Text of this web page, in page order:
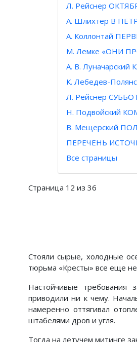
Л. Рейснер
А. Шлихтер В
А. Коллонтай
М. Лемке «ОНИ
А. В.
К. Лебедев-
Л. Рейснер
Н. Подвойский
В. Мещерский
ПЕРЕЧЕНЬ
Все страницы
Страница 12 из 36
Стояли сырые, холодные
тюрьма «Кресты» все еще
Настойчивые требования
приводили ни к чему.
намеренно оттягивал
штабелями дров и угля.
Тогда на летучем митинге